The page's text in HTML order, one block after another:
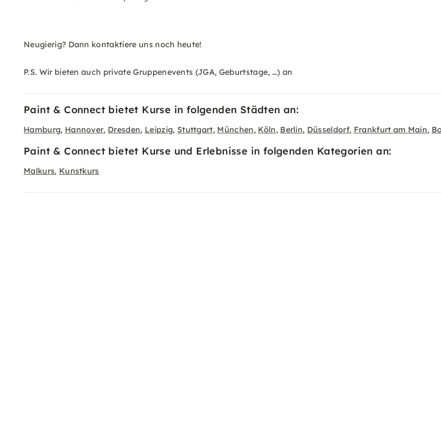
Neugierig? Dann kontaktiere uns noch heute!
P.S. Wir bieten auch private Gruppenevents (JGA, Geburtstage, …) an
Paint & Connect bietet Kurse in folgenden Städten an:
Hamburg, Hannover, Dresden, Leipzig, Stuttgart, München, Köln, Berlin, Düsseldorf, Frankfurt am Main,
Paint & Connect bietet Kurse und Erlebnisse in folgenden Kategorien an:
Malkurs, Kunstkurs